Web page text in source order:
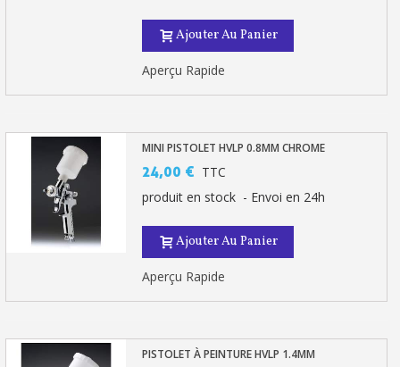
Ajouter Au Panier
Aperçu Rapide
MINI PISTOLET HVLP 0.8MM CHROME
24,00 € TTC
produit en stock - Envoi en 24h
Ajouter Au Panier
Aperçu Rapide
PISTOLET À PEINTURE HVLP 1.4MM